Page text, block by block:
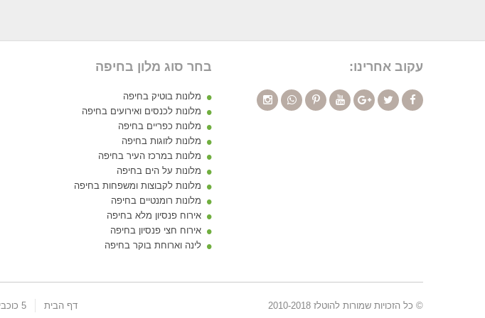
עקוב אחרינו: בחר סוג מלון בחיפה
מלונות בוטיק בחיפה
מלונות לכנסים ואירועים בחיפה
מלונות כפריים בחיפה
מלונות לזוגות בחיפה
מלונות במרכז העיר בחיפה
מלונות על הים בחיפה
מלונות לקבוצות ומשפחות בחיפה
מלונות רומנטיים בחיפה
אירוח פנסיון מלא בחיפה
אירוח חצי פנסיון בחיפה
לינה וארוחת בוקר בחיפה
© כל הזכויות שמורות להוטלז 2010-2018 דף הבית 5 כוכבים